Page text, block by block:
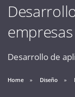
empresas
Desarrollo de
Home Diseño